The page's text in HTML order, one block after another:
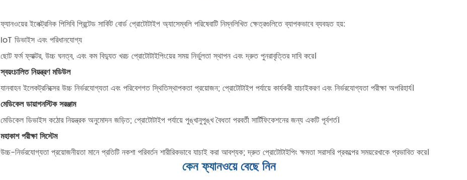
ফ্যানওয়ের ইলেক্ট্রনিক পিসিবি প্রিন্টেড সার্কিট বোর্ড প্রোটোটাইপ অ্যাসেম্বলি পরিষেবাটি নিম্নলিখিত ক্ষেত্রগুলিতে ব্যাপকভাবে ব্যবহৃত হয়:
IoT ডিভাইস এবং পরিধানযোগ্য
ছোট ফর্ম ফ্যাক্টর, উচ্চ ঘনত্ব, এবং কম বিদ্যুত খরচ প্রোটোটাইপিংয়ের সময় নির্ভুলতা স্থাপন এবং দ্রুত পুনরাবৃত্তির দাবি করে।
স্বয়ংচালিত নিয়ন্ত্রণ মডিউল
যানবাহন ইলেকট্রনিক্সের উচ্চ নির্ভরযোগ্যতা এবং পরিবেশগত স্থিতিস্থাপকতা প্রয়োজন; প্রোটোটাইপ পর্যায়ে কার্যকরী যাচাইকরণ এবং নির্ভরযোগ্যতা পরীক্ষা অপরিহার্য।
মেডিকেল ডায়াগনস্টিক সরঞ্জাম
মেডিকেল ডিভাইস কঠোর নিয়ন্ত্রক অনুমোদন জড়িত; প্রোটোটাইপ পর্যায়ে পুঙ্খানুপুঙ্খ বৈধতা পরবর্তী সার্টিফিকেশনের জন্য একটি পূর্বশর্ত।
মহাকাশ পরীক্ষা সিস্টেম
উচ্চ-নির্ভরযোগ্যতা প্রয়োজনীয়তা মানে প্রতিটি নকশা পরিবর্তন শারীরিকভাবে যাচাই করা আবশ্যক; দ্রুত প্রোটোটাইপিং ক্ষমতা সরাসরি প্রকল্পের সময়রেখাকে প্রভাবিত করে।
কেন ফ্যানওয়ে বেছে নিন